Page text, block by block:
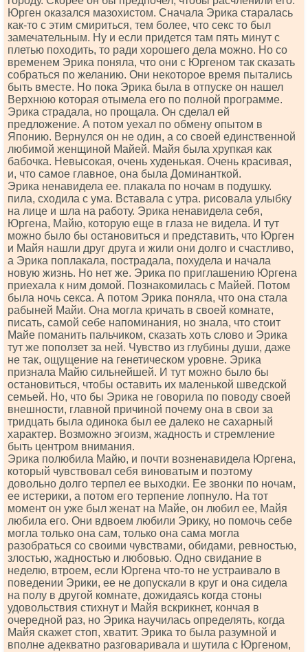
Юрген оказался мазохистом. Сначала Эрика старалась
как-то с этим смириться, тем более, что секс то был
замечательным. Ну и если придется там пять минут с
плетью походить, то ради хорошего дела можно. Но со
временем Эрика поняла, что они с Юргеном так сказать
собраться по желанию. Они некоторое время пытались
быть вместе. Но пока Эрика была в отпуске он нашел
Верхнюю которая отымела его по полной программе.
Эрика страдала, но прощала. Он сделал ей
предложение. А потом уехал по обмену опытом в
Японию. Вернулся он не один, а со своей единственной
любимой женщиной Майей. Майя была хрупкая как
бабочка. Невысокая, очень худенькая. Очень красивая,
и, что самое главное, она была Доминанткой.
Эрика ненавидела ее. плакала по ночам в подушку.
пила, сходила с ума. Вставала с утра. рисовала улыбку
на лице и шла на работу. Эрика ненавидела себя,
Юргена, Майю, которую еще в глаза не видела. И тут
можно было бы остановиться и представить, что Юрген
и Майя нашли друг друга и жили они долго и счастливо,
а Эрика поплакала, пострадала, похудела и начала
новую жизнь. Но нет же. Эрика по приглашению Юргена
приехала к ним домой. Познакомилась с Майей. Потом
была ночь секса. А потом Эрика поняла, что она стала
рабыней Майи. Она могла кричать в своей комнате,
писать, самой себе напоминания, но знала, что стоит
Майе поманить пальчиком, сказать хоть слово и Эрика
тут же поползет за ней. Чувство из глубины души, даже
не так, ощущение на генетическом уровне. Эрика
признала Майю сильнейшей. И тут можно было бы
остановиться, чтобы оставить их маленькой шведской
семьей. Но, что бы Эрика не говорила по поводу своей
внешности, главной причиной почему она в свои за
тридцать была одинока был ее далеко не сахарный
характер. Возможно эгоизм, жадность и стремление
быть центром внимания.
Эрика полюбила Майю, и почти возненавидела Юргена,
который чувствовал себя виноватым и поэтому
довольно долго терпел ее выходки. Ее звонки по ночам,
ее истерики, а потом его терпение лопнуло. На тот
момент он уже был женат на Майе, он любил ее, Майя
любила его. Они вдвоем любили Эрику, но помочь себе
могла только она сам, только она сама могла
разобраться со своими чувствами, обидами, ревностью,
злостью, жадностью и любовью. Одно свидание в
неделю, втроем, если Юргена что-то не устраивало в
поведении Эрики, ее не допускали в круг и она сидела
на полу в другой комнате, дожидаясь когда стоны
удовольствия стихнут и Майя вскрикнет, кончая в
очередной раз, но Эрика научилась определять, когда
Майя скажет стоп, хватит. Эрика то была разумной и
вполне адекватно разговаривала и шутила с Юргеном,